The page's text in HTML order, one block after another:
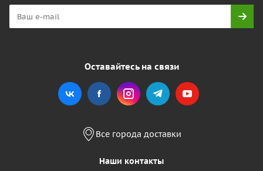
Оставайтесь на связи
Все города доставки
Наши контакты